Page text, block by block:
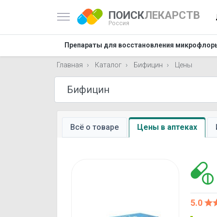
ПОИСКЛЕКАРСТВ
Россия
Препараты для восстановления
Главная Каталог Бифицин Цены
Всё о товаре Цены в аптеках
5.0